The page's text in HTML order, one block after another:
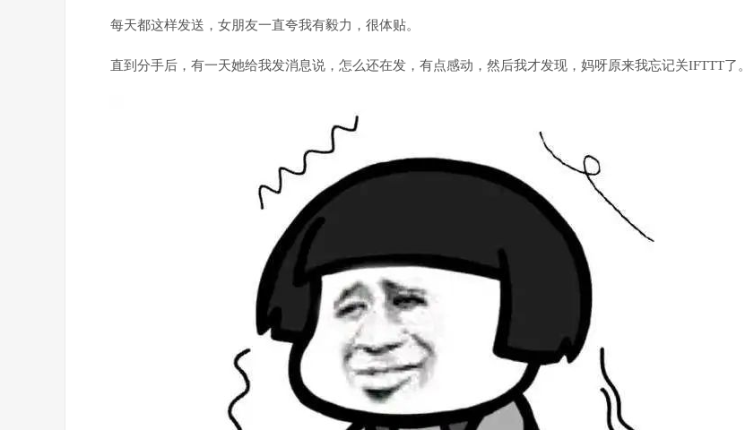
每天都这样发送，女朋友一直夸我有毅力，很体贴。
直到分手后，有一天她给我发消息说，怎么还在发，有点感动，然后我才发现，妈呀原来我忘记关IFTTT了。